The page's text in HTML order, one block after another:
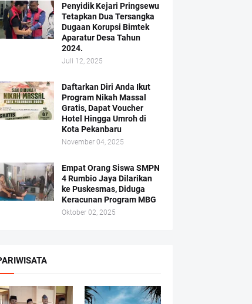
Penyidik Kejari Pringsewu
Tetapkan Dua Tersangka
Dugaan Korupsi Bimtek
Aparatur Desa Tahun
2024.
Juli 12, 2025
Daftarkan Diri Anda Ikut
Program Nikah Massal
Gratis, Dapat Voucher
Hotel Hingga Umroh di
Kota Pekanbaru
November 04, 2025
Empat Orang Siswa SMPN
4 Rumbio Jaya Dilarikan
ke Puskesmas, Diduga
Keracunan Program MBG
Oktober 02, 2025